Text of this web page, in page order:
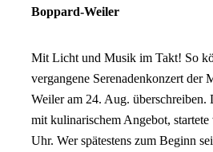
Boppard-Weiler
Mit Licht und Musik im Takt! So
vergangene Serenadenkonzert der
Weiler am 24. Aug. überschreiben.
mit kulinarischem Angebot,
Uhr. Wer spätestens zum Beginn